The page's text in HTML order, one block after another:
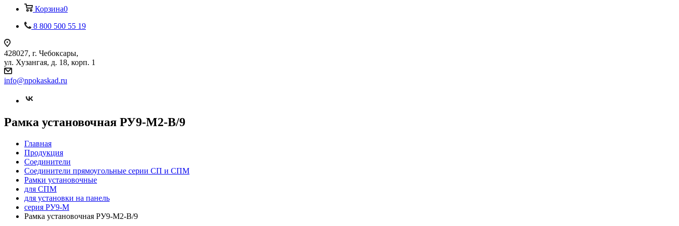
Корзина0
8 800 500 55 19
428027, г. Чебоксары,
ул. Хузангая, д. 18, корп. 1
info@npokaskad.ru
Рамка установочная РУ9-М2-В/9
Главная
Продукция
Соединители
Соединители прямоугольные серии СП и СПМ
Рамки установочные
для СПМ
для установки на панель
серия РУ9-М
Рамка установочная РУ9-М2-В/9